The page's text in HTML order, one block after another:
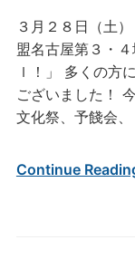
３月２８日（土
盟名古屋第３・
ｌ！」 多くの方
ございました！
文化祭、予餞会
Continue